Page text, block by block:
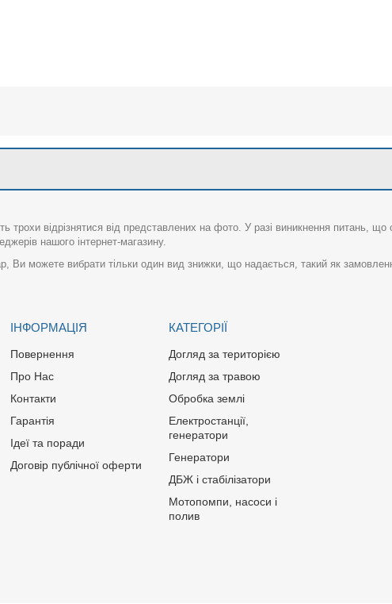
трохи відрізнятися від представлених на фото. У разі виникнення питань,
нашого інтернет-магазину.
Ви можете вибрати тільки один вид знижки, що надається, такий як
ІНФОРМАЦІЯ
Повернення
Про Нас
Контакти
Гарантія
Ідеї та поради
Договір публічної оферти
КАТЕГОРІЇ
Догляд за територією
Догляд за травою
Обробка землі
Електростанції,
генератори
Генератори
ДБЖ і стабілізатори
Мотопомпи, насоси і
полив